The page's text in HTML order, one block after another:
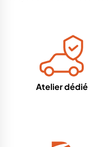
Atelier dédié